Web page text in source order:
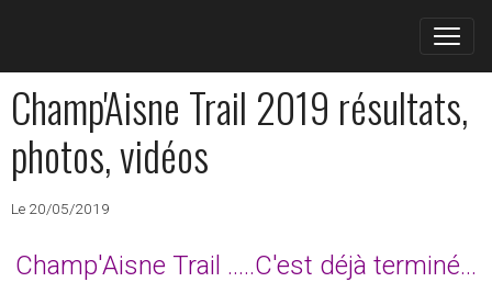
Champ'Aisne Trail 2019 résultats,
photos, vidéos
Le 20/05/2019
Champ'Aisne Trail .....C'est déjà terminé...